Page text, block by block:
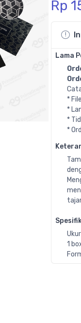
Rp
Lama
*
*
*
*
1